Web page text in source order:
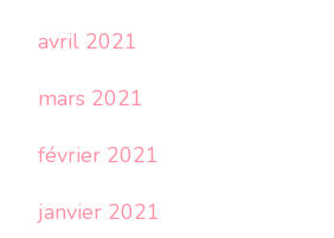
avril 2021
mars 2021
février 2021
janvier 2021